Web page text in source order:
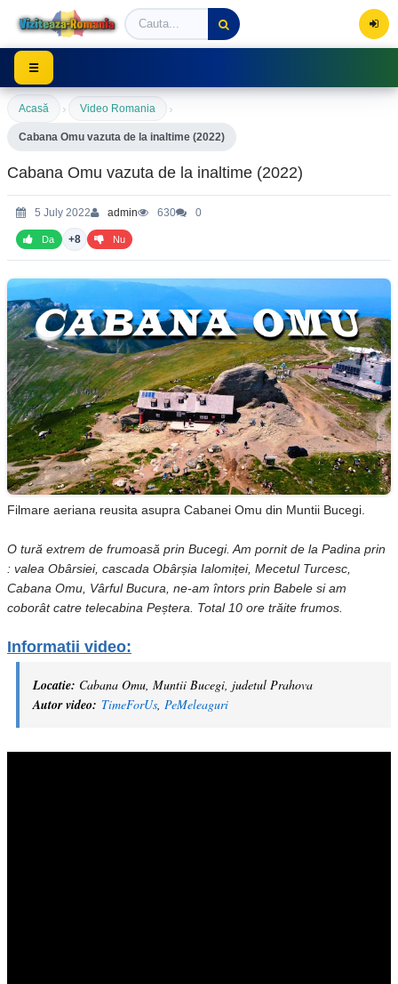
Viziteaza Romania | Obiective Turistice | Trasee
☰
Acasă › Video Romania ›
Cabana Omu vazuta de la inaltime (2022)
Cabana Omu vazuta de la inaltime (2022)
5 July 2022 admin 630 0
Da +8 Nu
Filmare aeriana reusita asupra Cabanei Omu din Muntii Bucegi.
O tură extrem de frumoasă prin Bucegi. Am pornit de la Padina prin
: valea Obârsiei, cascada Obârșia Ialomiței, Mecetul Turcesc,
Cabana Omu, Vârful Bucura, ne-am întors prin Babele si am
coborât catre telecabina Peștera. Total 10 ore trăite frumos.
Informatii video:
Locatie: Cabana Omu, Muntii Bucegi, judetul Prahova
Autor video: TimeForUs, PeMeleaguri